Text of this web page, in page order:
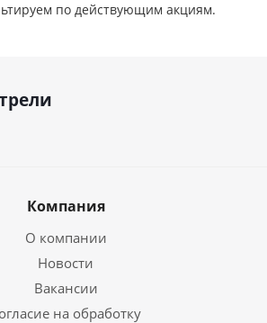
по действующим акциям.
Компания
О компании
Новости
Вакансии
на обработку